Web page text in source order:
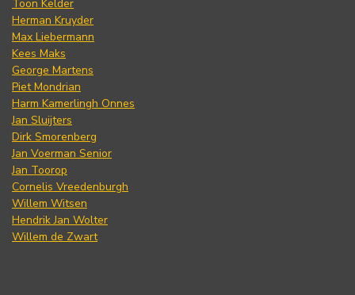
Toon Kelder
Herman Kruyder
Max Liebermann
Kees Maks
George Martens
Piet Mondrian
Harm Kamerlingh Onnes
Jan Sluijters
Dirk Smorenberg
Jan Voerman Senior
Jan Toorop
Cornelis Vreedenburgh
Willem Witsen
Hendrik Jan Wolter
Willem de Zwart